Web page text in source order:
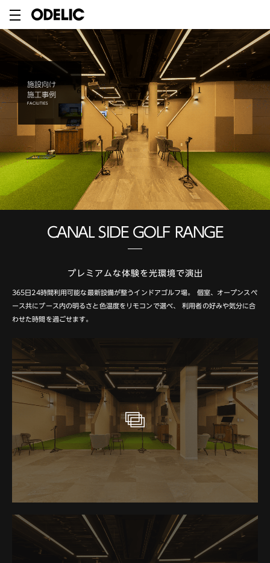
施設向け
施工事例
FACILITIES
CANAL SIDE GOLF RANGE
プレミアムな体験を光環境で演出
365日24時間利用可能な最新設備が整うインドアゴルフ場。
個室、オープンスペ
ース共にブース内の明るさと色温度をリモコンで選べ、
利用者の好みや気分に合
わせた時間を過ごせます。